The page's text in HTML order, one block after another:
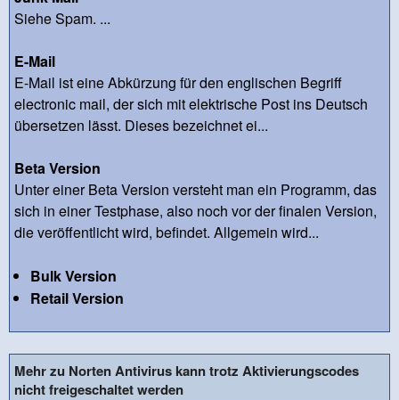
Siehe Spam. ...
E-Mail
E-Mail ist eine Abkürzung für den englischen Begriff
electronic mail, der sich mit elektrische Post ins Deutsch
übersetzen lässt. Dieses bezeichnet ei...
Beta Version
Unter einer Beta Version versteht man ein Programm, das
sich in einer Testphase, also noch vor der finalen Version,
die veröffentlicht wird, befindet. Allgemein wird...
Bulk Version
Retail Version
Mehr zu Norten Antivirus kann trotz Aktivierungscodes
nicht freigeschaltet werden